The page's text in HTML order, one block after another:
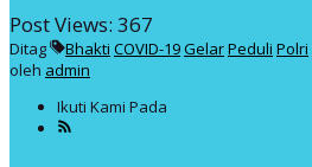
Post Views: 367
Ditag Bhakti COVID-19GelarPeduli Polri
oleh admin
Ikuti Kami Pada